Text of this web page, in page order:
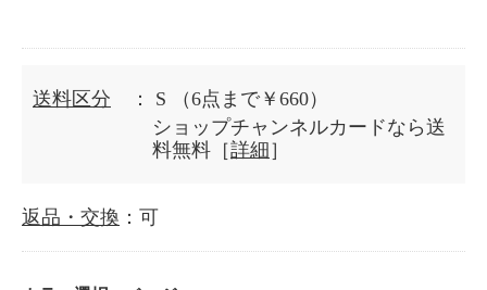
送料区分 ： S
（6点まで￥660）
ショップチャンネルカードなら送
料無料［詳細 ］
返品・交換 ：可